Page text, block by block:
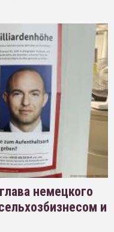
немецкого
и